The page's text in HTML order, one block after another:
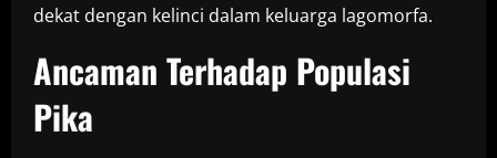
dekat dengan kelinci dalam keluarga lagomorfa.
Ancaman Terhadap Populasi
Pika